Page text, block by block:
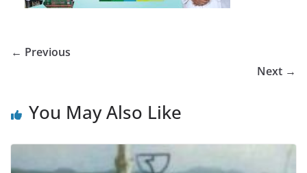
← Previous
Next →
You May Also Like